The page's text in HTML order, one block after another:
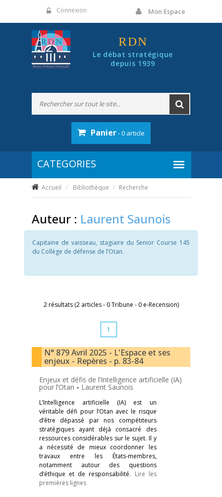
Connexion Mon Espace
RDN
Le débat stratégique
depuis 1939
Panier- 0 article
Accueil Bibliothèque Recherche
Auteur : Laurent Saunois
Capitaine de vaisseau, stagiaire du Senior Course 145
du Collège de défense de l’Otan.
2 résultats (2 articles - 0 Tribune - 0 e-Recension)
1
N° 879 Avril 2025 - L'Espace et ses
enjeux - Repères - p. 83-84
Enjeux et défis de l’Intelligence artificielle (IA)
pour l’Otan - Laurent Saunois
L’Intelligence artificielle (IA) est un
véritable défi pour l’Otan avec le risque
d’être dépassé par nos compétiteurs
stratégiques ayant déjà consacré des
ressources considérables sur le sujet. Il y
a nécessité de mieux coordonner les
travaux entre les États-membres,
notamment autour des questions
d’éthique et de responsabilité. Lire les
premières lignes